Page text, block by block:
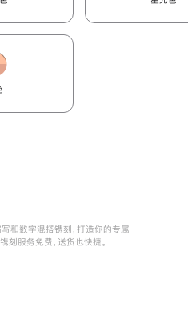
写和数字混搭镌刻，打造你的专属
服务免费，送货也快捷。